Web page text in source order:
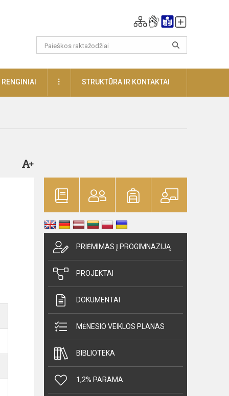
RENGINIAI DAUGIAUSTRUKTŪRA IR KONTAKTAI
PRIĖMIMAS Į PROGIMNAZIJĄ
PROJEKTAI
DOKUMENTAI
MĖNESIO VEIKLOS PLANAS
BIBLIOTEKA
1,2% PARAMA